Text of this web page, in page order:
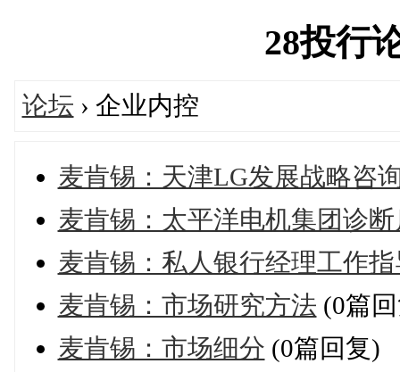
28投行
论坛 › 企业内控
麦肯锡：天津LG发展战略咨
麦肯锡：太平洋电机集团诊
麦肯锡：私人银行经理工作
麦肯锡：市场研究方法 (0篇
麦肯锡：市场细分 (0篇回复)